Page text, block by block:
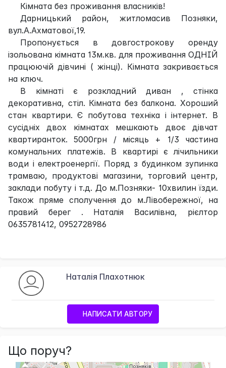
Кімната без проживання власників!
Дарницький район, житломасив Позняки,
вул.А.Ахматової,19.
Пропонується в довгострокову оренду
ізольована кімната 13м.кв. для проживання ОДНІЙ
працюючій дівчині ( жінці). Кімната закривається
на ключ.
В кімнаті є розкладний диван , стінка
декоративна, стіл. Кімната без балкона. Хороший
стан квартири. Є побутова техніка і інтернет. В
сусідніх двох кімнатах мешкають двоє дівчат
квартиранток. 5000грн / місяць + 1/3 частина
комунальних платежів. В квартирі є лічильники
води і електроенергії. Поряд з будинком зупинка
трамваю, продуктові магазини, торговий центр,
заклади побуту і т.д. До м.Позняки- 10хвилин їзди.
Також пряме сполучення до м.Лівобережної, на
правий берег . Наталія Василівна, рієлтор
0635781412, 0952728986
Наталія Плахотнюк
НАПИСАТИ АВТОРУ
Що поруч?